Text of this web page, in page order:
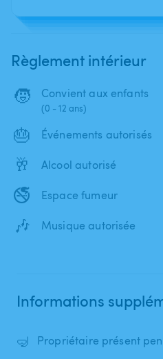
Règlement intérieur
🧒 Convient aux enfants
(0 - 12 ans)
🎂 Événements autorisés
🥂 Alcool autorisé
🚭 Espace fumeur
🎶 Musique autorisée
Informations
🤿 Propriétaire présent